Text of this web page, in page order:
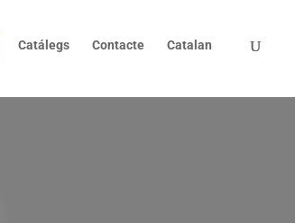
Catálegs Contacte Catalan